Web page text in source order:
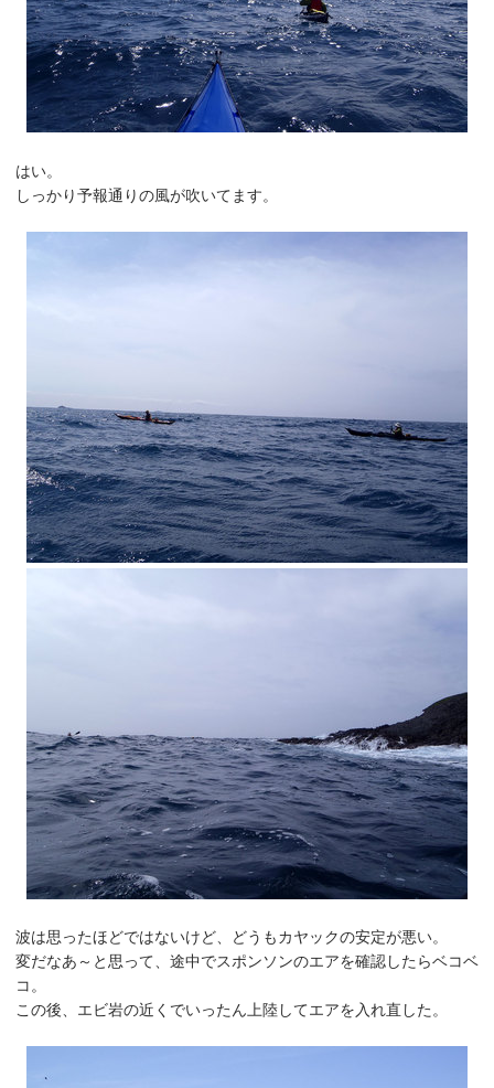
はい。
しっかり予報通りの風が吹いてます。
波は思ったほどではないけど、どうもカヤックの安定が悪い。
変だなあ～と思って、途中でスポンソンのエアを確認したらベコベ
コ。
この後、エビ岩の近くでいったん上陸してエアを入れ直した。